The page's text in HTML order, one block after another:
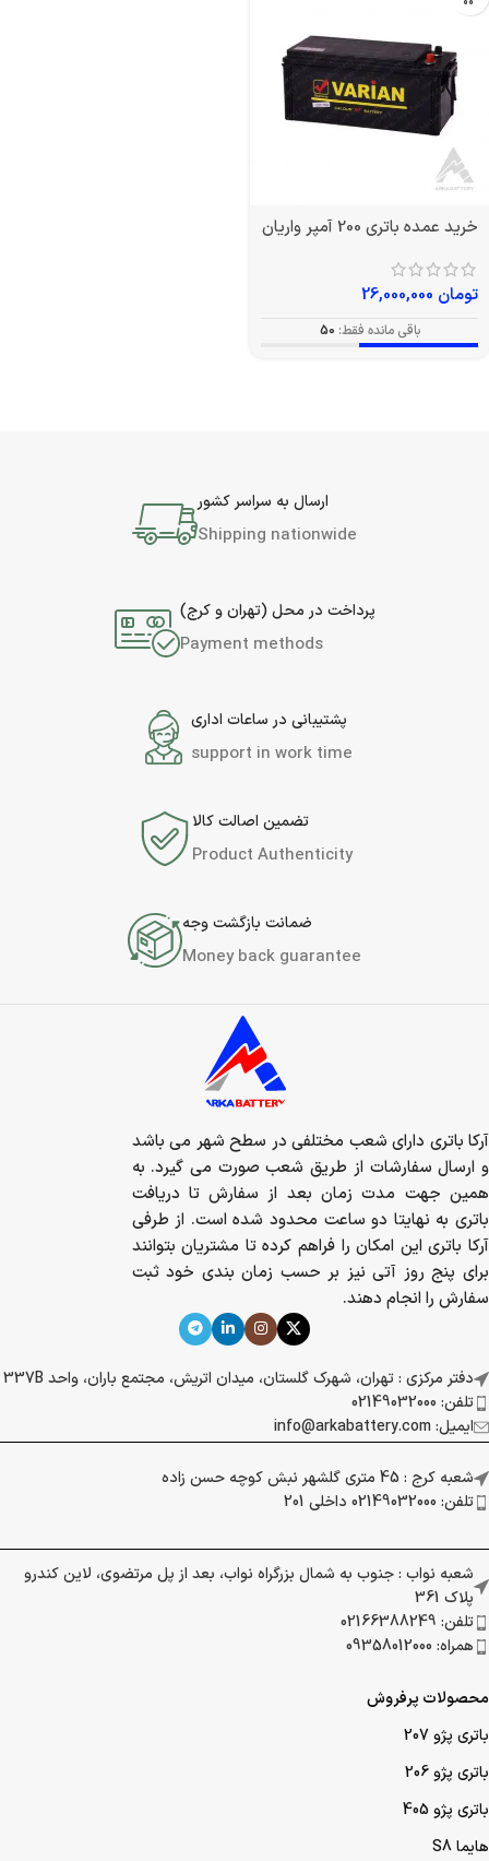
خرید عمده باتری 200 آمپر واریان
تومان
باقی مانده فقط: 50
ارسال به سراسر کشور
Shipping nationwide
پرداخت در محل (تهران و کرج)
Payment methods
پشتیبانی در ساعات اداری
support in work time
تضمین اصالت کالا
Product Authenticity
ضمانت بازگشت وجه
Money back guarantee
آرکا باتری دارای شعب مختلفی در سطح شهر می باشد
و ارسال سفارشات از طریق شعب صورت می گیرد. به
همین جهت مدت زمان بعد از سفارش تا دریافت
باتری به نهایتا دو ساعت محدود شده است. از طرفی
آرکا باتری این امکان را فراهم کرده تا مشتریان بتوانند
برای پنج روز آتی نیز بر حسب زمان بندی خود ثبت
سفارش را انجام دهند.
دفتر مرکزی : تهران، شهرک گلستان، میدان اتریش، مجتمع باران، واحد 337B
تلفن: 02149032000
ایمیل: info@arkabattery.com
شعبه کرج : 45 متری گلشهر نبش کوچه حسن زاده
تلفن: 02149032000 داخلی 201
شعبه نواب : جنوب به شمال بزرگراه نواب، بعد از پل مرتضوی، لاین کندرو
پلاک 361
تلفن: 02166388249
همراه: 09358012000
محصولات پرفروش
باتری پژو 207
باتری پژو 206
باتری پژو 405
هایما S8